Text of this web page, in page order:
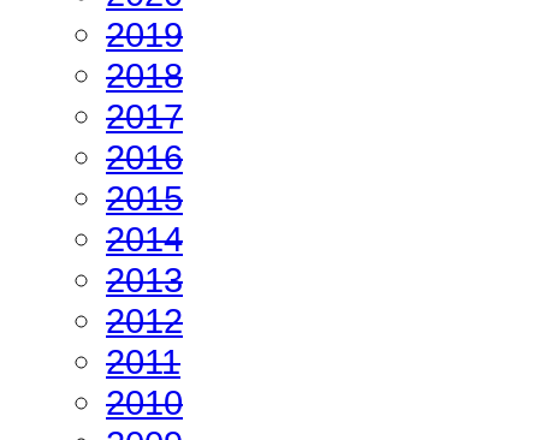
2019
2018
2017
2016
2015
2014
2013
2012
2011
2010